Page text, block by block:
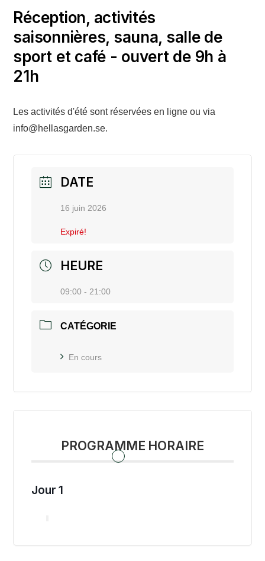
Réception, activités
saisonnières, sauna, salle de
sport et café - ouvert de 9h à
21h
Les activités d'été sont réservées en ligne ou via
info@hellasgarden.se.
DATE
16 juin 2026
Expiré!
HEURE
09:00 - 21:00
CATÉGORIE
En cours
PROGRAMME HORAIRE
Jour 1